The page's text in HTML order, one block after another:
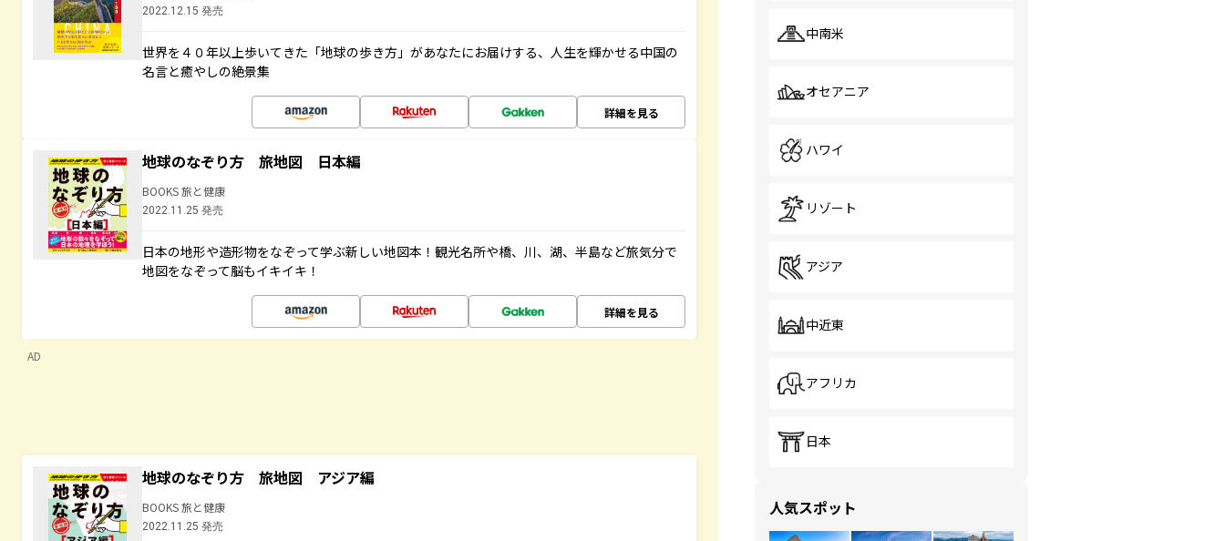
2022.12.15 発売
世界を４０年以上歩いてきた「地球の歩き方」があなたにお届けする、人生を輝かせる中国の
名言と癒やしの絶景集
詳細を見る
地球のなぞり方 旅地図 日本編
BOOKS 旅と健康
2022.11.25 発売
日本の地形や造形物をなぞって学ぶ新しい地図本！観光名所や橋、川、湖、半島など旅気分で
地図をなぞって脳もイキイキ！
詳細を見る
AD
地球のなぞり方 旅地図 アジア編
BOOKS 旅と健康
2022.11.25 発売
中南米
オセアニア
ハワイ
リゾート
アジア
中近東
アフリカ
日本
人気スポット